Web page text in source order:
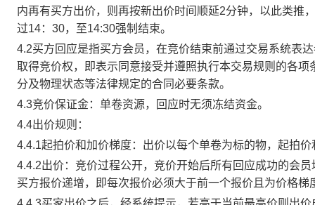
内再有买方出价，则再按新出价时间顺延2分钟，以此类推
过14：30，至14:30强制结束。
4.2买方回应是指买方会员，在竞价结束前通过交易系统表
取得竞价权，即表示同意接受并遵照执行本交易规则的各
分及物理状态等法律规定的合同必要条款。
4.3竞价保证金：单卷资源，回应时无须冻结资金。
4.4出价规则：
4.4.1起拍价和加价梯度：出价以每个单卷为标的物，起拍
4.4.2出价：竞价过程公开，竞价开始后所有回应成功的会
买方报价递增，即每次报价必须大于前一个报价且为价格